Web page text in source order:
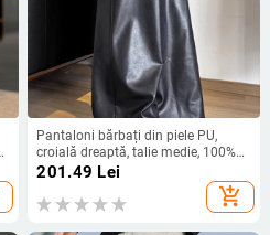
Pantaloni bărbați din piele PU,
croială dreaptă, talie medie, 100%
piele artificială, culoare uni
201.49 Lei
add_shopping_cart